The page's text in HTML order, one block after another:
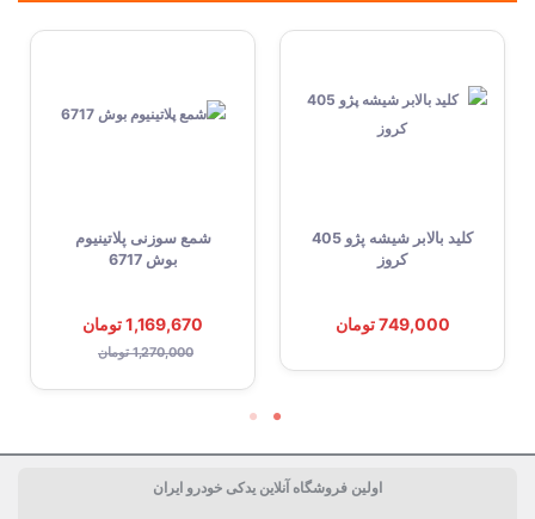
کلید بالابر شیشه پژو 405
کروز
749,000 تومان
شمع سوزنی پلاتینیوم
بوش 6717
1,169,670 تومان
1,270,000 تومان
اولین فروشگاه آنلاین یدکی خودرو ایران